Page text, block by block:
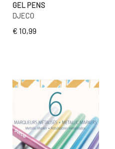
GEL PENS
DJECO
€ 10,99